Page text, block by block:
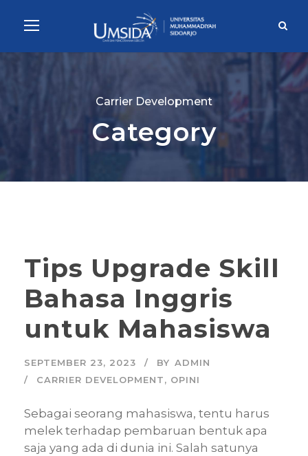
Carrier Development
Category
Tips Upgrade Skill
Bahasa Inggris
untuk Mahasiswa
SEPTEMBER 23, 2023 BY ADMIN
CARRIER DEVELOPMENT, OPINI
Sebagai seorang mahasiswa, tentu harus
melek terhadap pembaruan bentuk apa
saja yang ada di dunia ini. Salah satunya